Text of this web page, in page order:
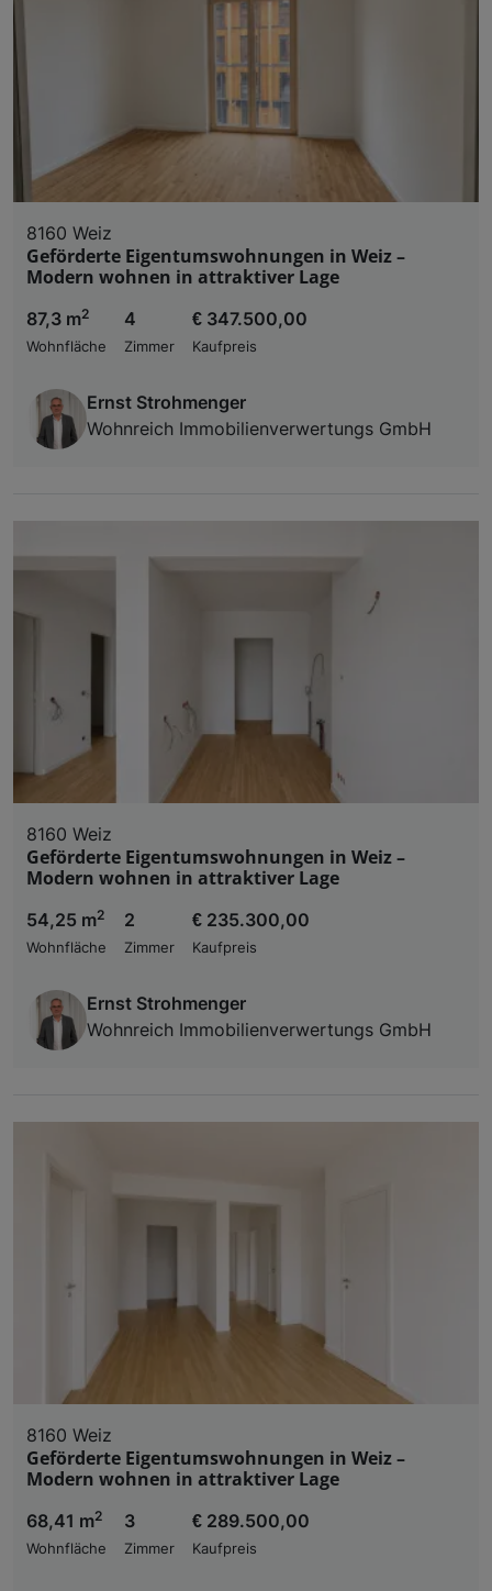
8160 Weiz
Geförderte Eigentumswohnungen in Weiz –
Modern wohnen in attraktiver Lage
87,3 m2
Wohnfläche
4
Zimmer
€ 347.500,00
Kaufpreis
Ernst Strohmenger
Wohnreich Immobilienverwertungs GmbH
8160 Weiz
Geförderte Eigentumswohnungen in Weiz –
Modern wohnen in attraktiver Lage
54,25 m2
Wohnfläche
2
Zimmer
€ 235.300,00
Kaufpreis
Ernst Strohmenger
Wohnreich Immobilienverwertungs GmbH
8160 Weiz
Geförderte Eigentumswohnungen in Weiz –
Modern wohnen in attraktiver Lage
68,41 m2
Wohnfläche
3
Zimmer
€ 289.500,00
Kaufpreis